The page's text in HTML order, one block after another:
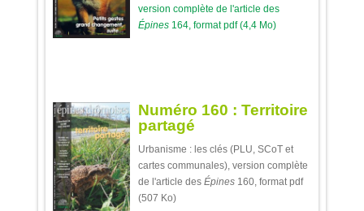
version complète de l'article des
Épines164, format pdf (4,4 Mo)
Numéro 160 : Territoire
partagé
Urbanisme : les clés (PLU, SCoT et
cartes communales), version complète
de l'article des Épines160, format pdf
(507 Ko)